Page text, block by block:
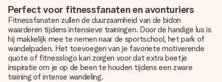
Perfect voor fitnessfanaten en avonturiers
Fitnessfanaten zullen de duurzaamheid van de bidon
waarderen tijdens intensieve trainingen. Door de handige lus is
hij makkelijk mee te nemen naar de sportschool, het park of
wandelpaden. Het toevoegen van je favoriete motiverende
quote of fitnesslogo kan zorgen voor dat extra beetje
inspiratie om je op de been te houden tijdens een zware
training of intense wandeling.